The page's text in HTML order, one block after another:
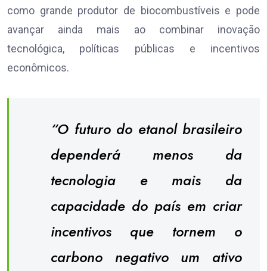
como grande produtor de biocombustíveis e pode
avançar ainda mais ao combinar inovação
tecnológica, políticas públicas e incentivos
econômicos.
“O futuro do etanol brasileiro
dependerá menos da
tecnologia e mais da
capacidade do país em criar
incentivos que tornem o
carbono negativo um ativo